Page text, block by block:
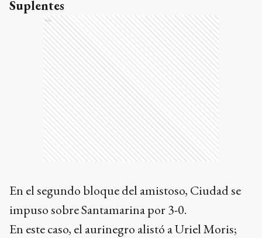
Suplentes
Ads
En el segundo bloque del amistoso, Ciudad se
impuso sobre Santamarina por 3-0.
En este caso, el aurinegro alistó a Uriel Moris;